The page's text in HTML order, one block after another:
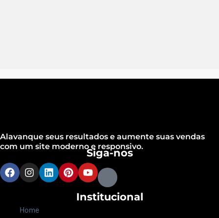
Alavanque seus resultados e aumente suas vendas
com um site moderno e responsivo.
Siga-nos
Institucional
Home